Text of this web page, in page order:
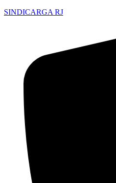
SINDICARGA RJ